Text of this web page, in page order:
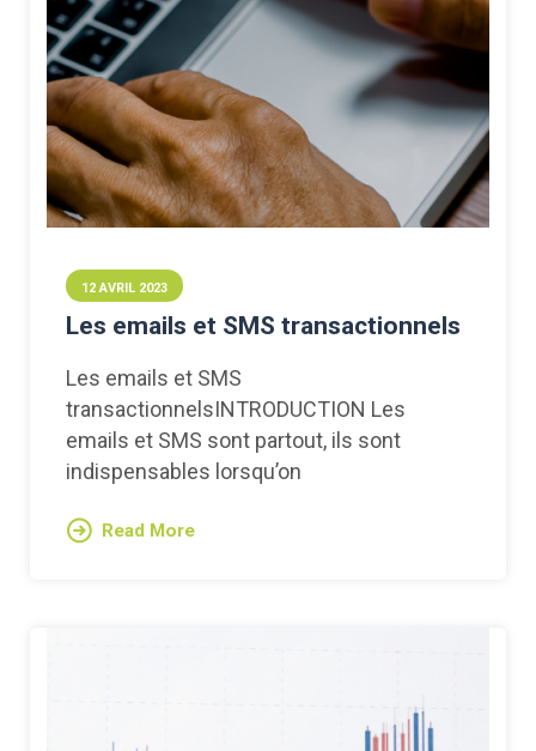
12 AVRIL 2023
Les emails et SMS transactionnels
Les emails et SMS
transactionnelsINTRODUCTION Les
emails et SMS sont partout, ils sont
indispensables lorsqu’on
Read More